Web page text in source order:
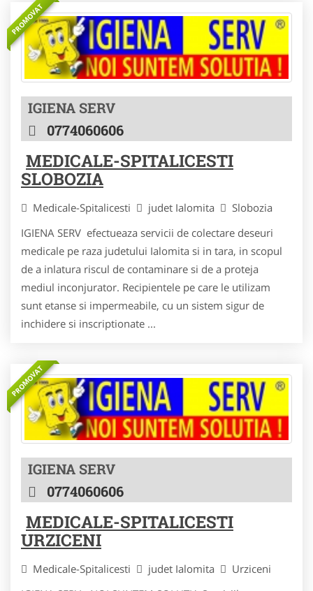
PROMOVAT
IGIENA SERV
0774060606
MEDICALE-SPITALICESTI
SLOBOZIA
Medicale-Spitalicesti judet Ialomita
Slobozia
IGIENA SERV efectueaza servicii de colectare deseuri
medicale pe raza judetului Ialomita si in tara, in scopul
de a inlatura riscul de contaminare si de a proteja
mediul inconjurator. Recipientele pe care le utilizam
sunt etanse si impermeabile, cu un sistem sigur de
inchidere si inscriptionate ...
PROMOVAT
IGIENA SERV
0774060606
MEDICALE-SPITALICESTI
URZICENI
Medicale-Spitalicesti judet Ialomita
Urziceni